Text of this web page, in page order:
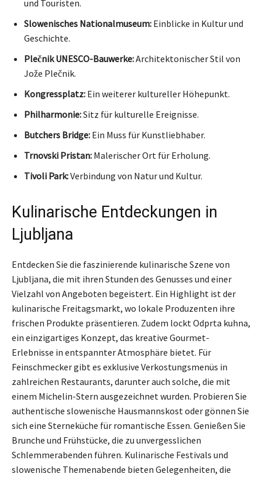
und Touristen.
Slowenisches Nationalmuseum: Einblicke in Kultur und
Geschichte.
Plečnik UNESCO-Bauwerke:Architektonischer Stil von
Jože Plečnik.
Kongressplatz: Ein weiterer kultureller Höhepunkt.
Philharmonie:Sitz für kulturelle Ereignisse.
Butchers Bridge: Ein Muss für Kunstliebhaber.
Trnovski Pristan: Malerischer Ort für Erholung.
Tivoli Park:Verbindung von Natur und Kultur.
Kulinarische Entdeckungen in
Ljubljana
Entdecken Sie die faszinierende kulinarische Szene von
Ljubljana, die mit ihren Stunden des Genusses und einer
Vielzahl von Angeboten begeistert. Ein Highlight ist der
kulinarische Freitagsmarkt, wo lokale Produzenten ihre
frischen Produkte präsentieren. Zudem lockt Odprta kuhna,
ein einzigartiges Konzept, das kreative Gourmet-
Erlebnisse in entspannter Atmosphäre bietet. Für
Feinschmecker gibt es exklusive Verkostungsmenüs in
zahlreichen Restaurants, darunter auch solche, die mit
einem Michelin-Stern ausgezeichnet wurden. Probieren Sie
authentische slowenische Hausmannskost oder gönnen Sie
sich eine Sterneküche für romantische Essen. Genießen Sie
Brunche und Frühstücke, die zu unvergesslichen
Schlemmerabenden führen. Kulinarische Festivals und
slowenische Themenabende bieten Gelegenheiten, die